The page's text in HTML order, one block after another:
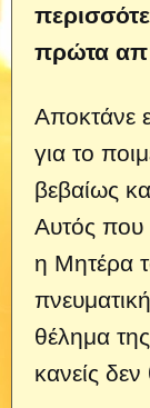
πρώτα
Αποκτάνε
για το
βεβαίως
Αυτός που
η Μητέρα
θέλημα
κανείς